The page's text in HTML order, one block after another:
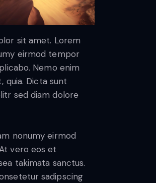
sit amet. Lorem
eirmod tempor
Nemo enim
quia. Dicta sunt
sed diam dolore
nonumy eirmod
vero eos et
takimata sanctus.
sadipscing